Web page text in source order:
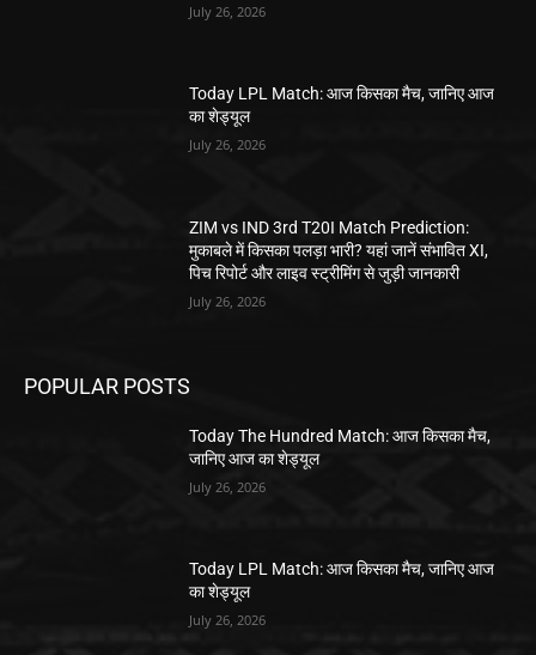
July 26, 2026
Today LPL Match: आज किसका मैच, जानिए आज
का शेड्यूल
July 26, 2026
ZIM vs IND 3rd T20I Match Prediction:
मुकाबले में किसका पलड़ा भारी? यहां जानें संभावित XI,
पिच रिपोर्ट और लाइव स्ट्रीमिंग से जुड़ी जानकारी
July 26, 2026
POPULAR POSTS
Today The Hundred Match: आज किसका मैच,
जानिए आज का शेड्यूल
July 26, 2026
Today LPL Match: आज किसका मैच, जानिए आज
का शेड्यूल
July 26, 2026